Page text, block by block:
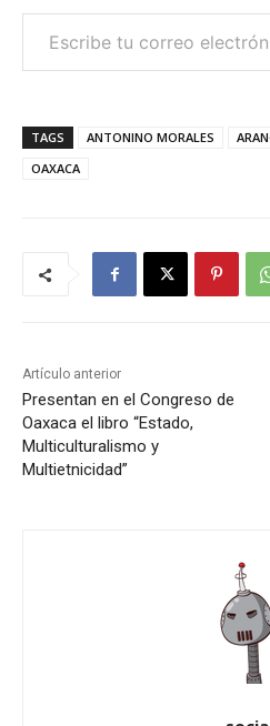
Escribe tu correo electrónico…
TAGS ANTONINO MORALES
OAXACA
Artículo anterior
Presentan en el Congreso de
Oaxaca el libro “Estado,
Multiculturalismo y
Multietnicidad”